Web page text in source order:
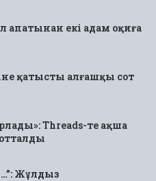
апатынан екі адам оқиға
қатысты алғашқы сот
Threads-те ақша
Жұлдыз